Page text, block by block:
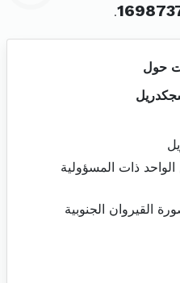
.
حول
ذات المسؤولية
القيروان الجنوبية